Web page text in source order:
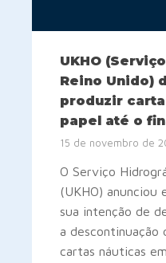
UKHO
Reino Unido)
produzir
papel até o
15 de novembro de
O Serviço
(UKHO) anunciou
sua intenção de
a descontinuação
cartas náuticas